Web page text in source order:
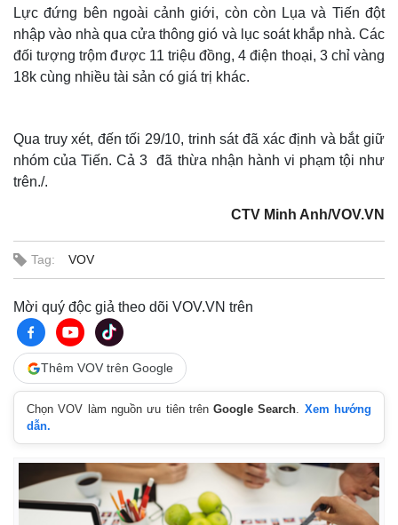
Thế giới
Quan sát
Cuộc sống đó đây
Hồ sơ
Ảnh
E-Magazine
Lực đứng bên ngoài cảnh giới, còn còn Lụa và Tiến đột
nhập vào nhà qua cửa thông gió và lục soát khắp nhà. Các
đối tượng trộm được 11 triệu đồng, 4 điện thoại, 3 chỉ vàng
18k cùng nhiều tài sản có giá trị khác.
Qua truy xét, đến tối 29/10, trinh sát đã xác định và bắt giữ
nhóm của Tiến. Cả 3 đã thừa nhận hành vi phạm tội như
trên./.
CTV Minh Anh/VOV.VN
Tag: VOV
Mời quý độc giả theo dõi VOV.VN trên
Thêm VOV trên Google
Chọn VOV làm nguồn ưu tiên trênGoogle Search. Xem hướng
dẫn.